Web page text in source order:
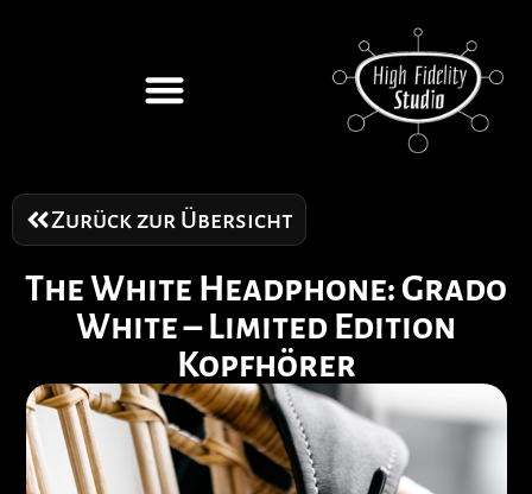
Zurück zur Übersicht
The White Headphone: Grado
White – Limited Edition
Kopfhörer